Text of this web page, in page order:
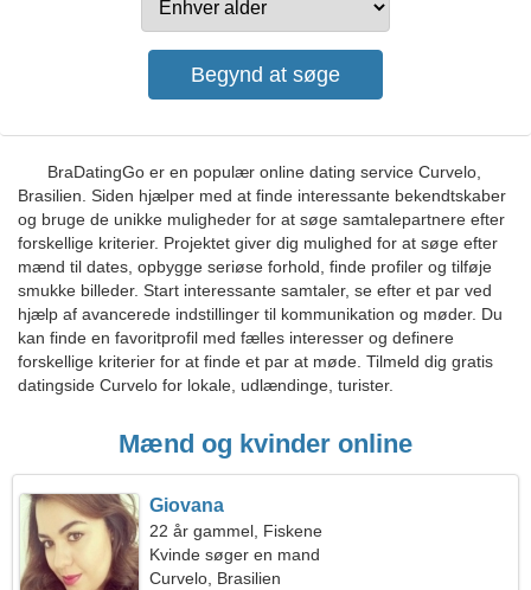
BraDatingGo er en populær online dating service Curvelo,
Brasilien. Siden hjælper med at finde interessante bekendtskaber
og bruge de unikke muligheder for at søge samtalepartnere efter
forskellige kriterier. Projektet giver dig mulighed for at søge efter
mænd til dates, opbygge seriøse forhold, finde profiler og tilføje
smukke billeder. Start interessante samtaler, se efter et par ved
hjælp af avancerede indstillinger til kommunikation og møder. Du
kan finde en favoritprofil med fælles interesser og definere
forskellige kriterier for at finde et par at møde. Tilmeld dig gratis
datingside Curvelo for lokale, udlændinge, turister.
Mænd og kvinder online
Giovana
22 år gammel, Fiskene
Kvinde søger en mand
Curvelo, Brasilien